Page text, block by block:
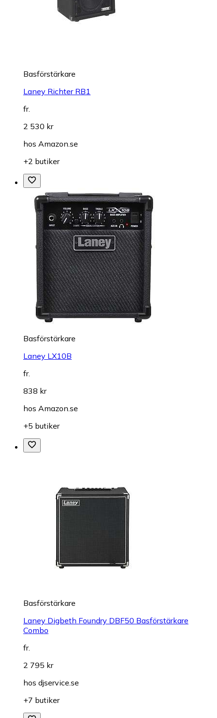
Basförstärkare
Laney Richter RB1
fr.
2 530 kr
hos Amazon.se
+2 butiker
Basförstärkare
Laney LX10B
fr.
838 kr
hos Amazon.se
+5 butiker
Basförstärkare
Laney Digbeth Foundry DBF50 Basförstärkare
Combo
fr.
2 795 kr
hos djservice.se
+7 butiker